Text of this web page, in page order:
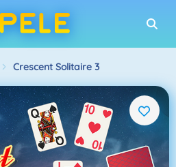
Crescent Solitaire 3